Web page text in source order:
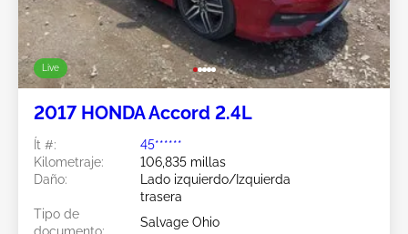
Live
2017 HONDA Accord 2.4L
Ít #:
45******
Kilometraje:
106,835 millas
Daño:
Lado izquierdo/Izquierda
trasera
Tipo de
documento:
Salvage Ohio